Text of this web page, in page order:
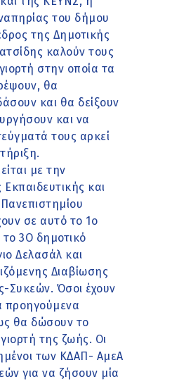
του δήμου
της Δημοτικής
καλούν τους
στην οποία τα
θα
και θα δείξουν
και να
τους αρκεί
με την
και
σε αυτό το 1ο
3Ο δημοτικό
Δελασάλ και
Διαβίωσης
Συκεών. Όσοι έχουν
προηγούμενα
θα δώσουν το
της ζωής. Οι
των ΚΔΑΠ- ΑμεΑ
για να ζήσουν μία